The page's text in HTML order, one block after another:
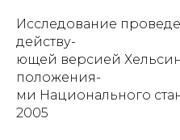
Исследование
действу-
ющей версией
положения-
ми Национального
2005